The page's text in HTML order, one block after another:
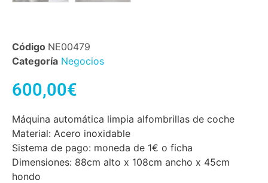
Código NE00479
Categoría Negocios
600,00€
Máquina automática limpia alfombrillas de coche
Material: Acero inoxidable
Sistema de pago: moneda de 1€ o ficha
Dimensiones: 88cm alto x 108cm ancho x 45cm
hondo